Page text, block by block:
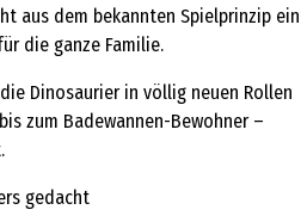
aus dem bekannten Spielprinzip ein
die ganze Familie.
Dinosaurier in völlig neuen Rollen
zum Badewannen-Bewohner –
gedacht